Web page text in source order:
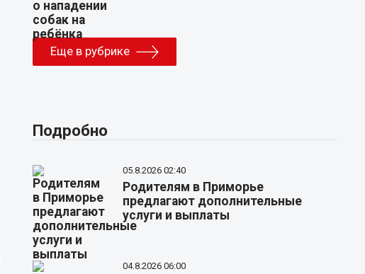
Еще в рубрике
Подробно
05.8.2026 02:40
Родителям в Приморье
предлагают дополнительные
услуги и выплаты
04.8.2026 06:00